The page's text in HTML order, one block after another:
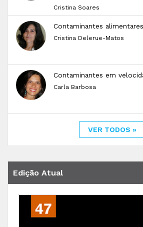
Cristina Soares
Contaminantes alimentares
Cristina Delerue-Matos
Contaminantes em
Carla Barbosa
VER TODOS »
Edição Atual